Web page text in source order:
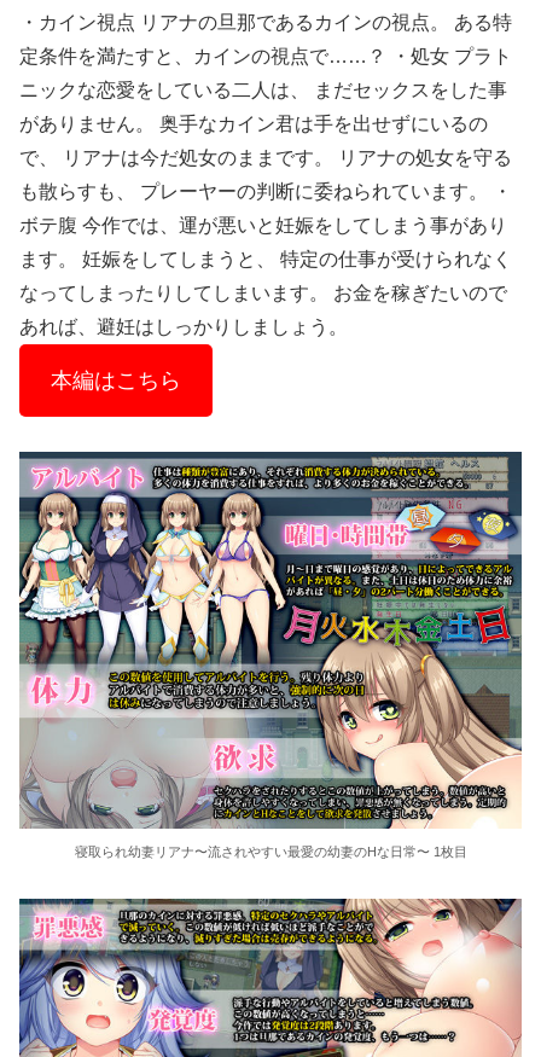
・カイン視点 リアナの旦那であるカインの視点。 ある特
定条件を満たすと、カインの視点で……？ ・処女 プラト
ニックな恋愛をしている二人は、 まだセックスをした事
がありません。 奥手なカイン君は手を出せずにいるの
で、 リアナは今だ処女のままです。 リアナの処女を守る
も散らすも、 プレーヤーの判断に委ねられています。 ・
ボテ腹 今作では、運が悪いと妊娠をしてしまう事があり
ます。 妊娠をしてしまうと、 特定の仕事が受けられなく
なってしまったりしてしまいます。 お金を稼ぎたいので
あれば、避妊はしっかりしましょう。
本編はこちら
寝取られ幼妻リアナ〜流されやすい最愛の幼妻のHな日常〜 1枚目